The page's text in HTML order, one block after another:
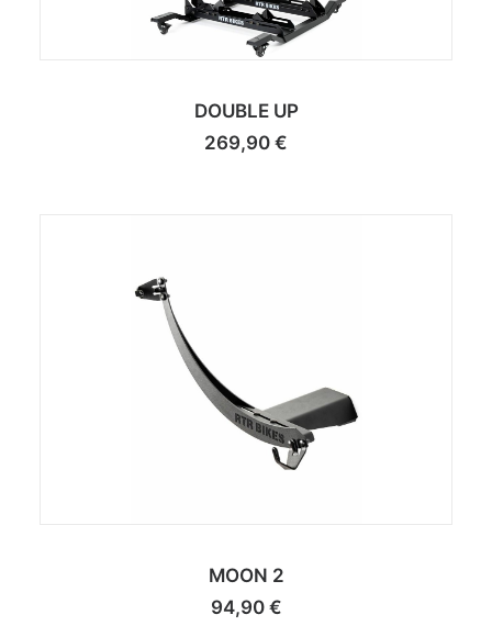
DOUBLE UP
269,90 €
MOON 2
94,90 €